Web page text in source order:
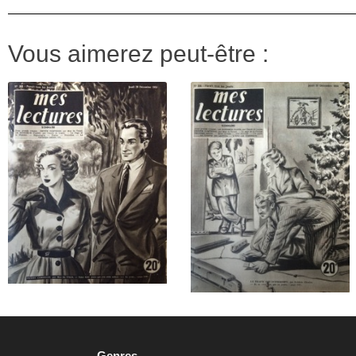
Vous aimerez peut-être :